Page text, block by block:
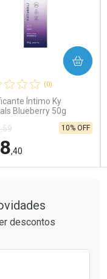
sem Desconto
41,99/cada
sem Desconto
41,99/cada
(0)
Íntimo Ky
Blueberry 50g
,40
10% OFF
COMPRAR
Menos
descontos